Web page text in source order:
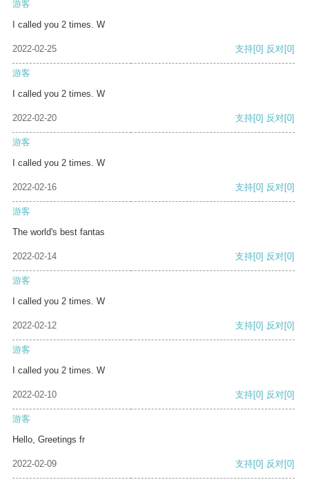
游客
I called you 2 times. W
2022-02-25 支持[0] 反对[0]
游客
I called you 2 times. W
2022-02-20 支持[0] 反对[0]
游客
I called you 2 times. W
2022-02-16 支持[0] 反对[0]
游客
The world's best fantas
2022-02-14 支持[0] 反对[0]
游客
I called you 2 times. W
2022-02-12 支持[0] 反对[0]
游客
I called you 2 times. W
2022-02-10 支持[0] 反对[0]
游客
Hello, Greetings fr
2022-02-09 支持[0] 反对[0]